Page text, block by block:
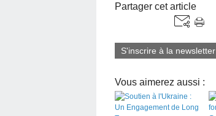
Partager cet article
S'inscrire à la newsletter
Vous aimerez aussi :